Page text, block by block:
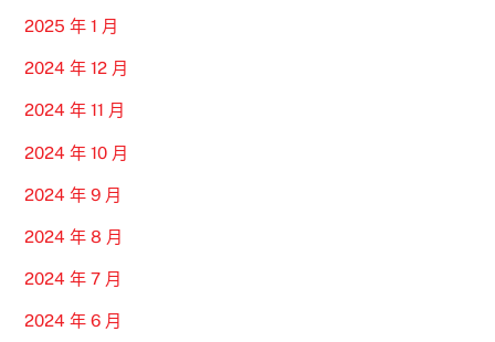
2025 年 1 月
2024 年 12 月
2024 年 11 月
2024 年 10 月
2024 年 9 月
2024 年 8 月
2024 年 7 月
2024 年 6 月